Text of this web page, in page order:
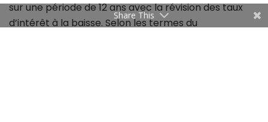
communiqué, « cet accord global permettra à
Carthage Cement de ramener la dette bancaire à
Share This